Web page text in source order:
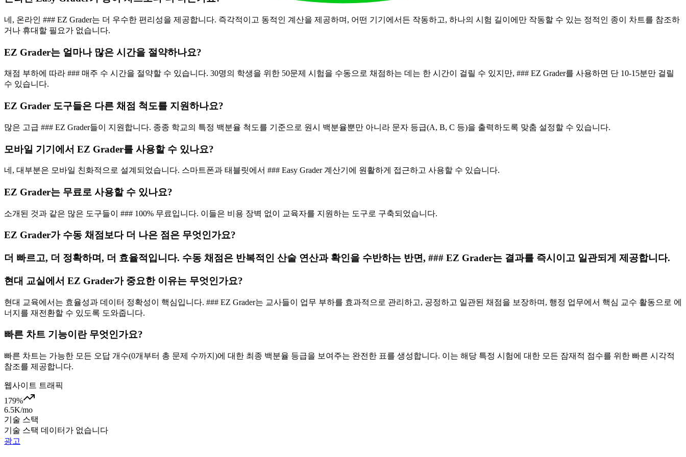
네, 온라인 ### EZ Grader는 더 우수한 편리성을 제공합니다. 즉각적이고 동적인 계산을 제공하며, 어떤 기기에서든 작동하고, 하나의 시험 길이에만 작동할 수 있는 정적인 종이 차트를 참조하
거나 휴대할 필요가 없습니다.
EZ Grader는 얼마나 많은 시간을 절약하나요?
채점 부하에 따라 ### 매주 수 시간을 절약할 수 있습니다. 30명의 학생을 위한 50문제 시험을 수동으로 채점하는 데는 한 시간이 걸릴 수 있지만, ### EZ Grader를 사용하면 단 10-15분만 걸릴
수 있습니다.
EZ Grader 도구들은 다른 채점 척도를 지원하나요?
많은 고급 ### EZ Grader들이 지원합니다. 종종 학교의 특정 백분율 척도를 기준으로 원시 백분율뿐만 아니라 문자 등급(A, B, C 등)을 출력하도록 맞춤 설정할 수 있습니다.
모바일 기기에서 EZ Grader를 사용할 수 있나요?
네, 대부분은 모바일 친화적으로 설계되었습니다. 스마트폰과 태블릿에서 ### Easy Grader 계산기에 원활하게 접근하고 사용할 수 있습니다.
EZ Grader는 무료로 사용할 수 있나요?
소개된 것과 같은 많은 도구들이 ### 100% 무료입니다. 이들은 비용 장벽 없이 교육자를 지원하는 도구로 구축되었습니다.
EZ Grader가 수동 채점보다 더 나은 점은 무엇인가요?
더 빠르고, 더 정확하며, 더 효율적입니다. 수동 채점은 반복적인 산술 연산과 확인을 수반하는 반면, ### EZ Grader는 결과를 즉시이고 일관되게 제공합니다.
현대 교실에서 EZ Grader가 중요한 이유는 무엇인가요?
현대 교육에서는 효율성과 데이터 정확성이 핵심입니다. ### EZ Grader는 교사들이 업무 부하를 효과적으로 관리하고, 공정하고 일관된 채점을 보장하며, 행정 업무에서 핵심 교수 활동으로 에
너지를 재전환할 수 있도록 도와줍니다.
빠른 차트 기능이란 무엇인가요?
빠른 차트는 가능한 모든 오답 개수(0개부터 총 문제 수까지)에 대한 최종 백분율 등급을 보여주는 완전한 표를 생성합니다. 이는 해당 특정 시험에 대한 모든 잠재적 점수를 위한 빠른 시각적
참조를 제공합니다.
웹사이트 트래픽
179%
6.5K/mo
기술 스택
기술 스택 데이터가 없습니다
광고